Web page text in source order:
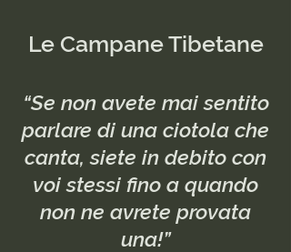
Le Campane Tibetane
“Se non avete mai sentito
parlare di una ciotola che
canta, siete in debito con
voi stessi fino a quando
non ne avrete provata
una!”